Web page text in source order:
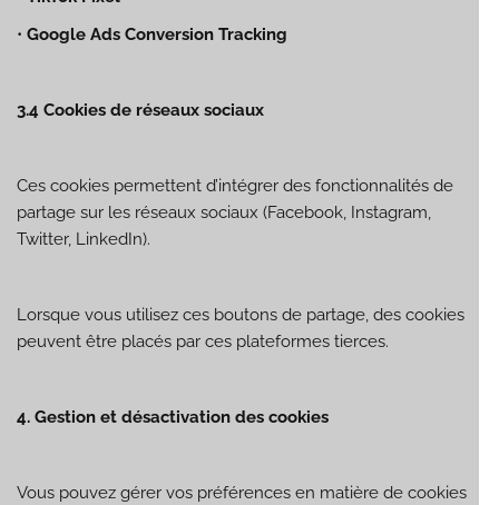
• Google Ads Conversion Tracking
3.4 Cookies de réseaux sociaux
Ces cookies permettent d’intégrer des fonctionnalités de
partage sur les réseaux sociaux (Facebook, Instagram,
Twitter, LinkedIn).
Lorsque vous utilisez ces boutons de partage, des cookies
peuvent être placés par ces plateformes tierces.
4. Gestion et désactivation des cookies
Vous pouvez gérer vos préférences en matière de cookies